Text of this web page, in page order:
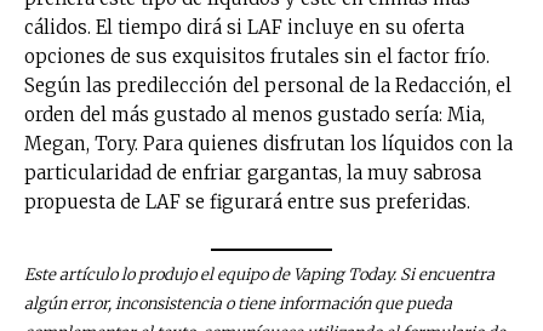
cálidos. El tiempo dirá si LAF incluye en su oferta
opciones de sus exquisitos frutales sin el factor frío.
Según las predilección del personal de la Redacción, el
orden del más gustado al menos gustado sería: Mia,
Megan, Tory. Para quienes disfrutan los líquidos con la
particularidad de enfriar gargantas, la muy sabrosa
propuesta de LAF se figurará entre sus preferidas.
Este artículo lo produjo el equipo de Vaping Today. Si encuentra
algún error, inconsistencia o tiene información que pueda